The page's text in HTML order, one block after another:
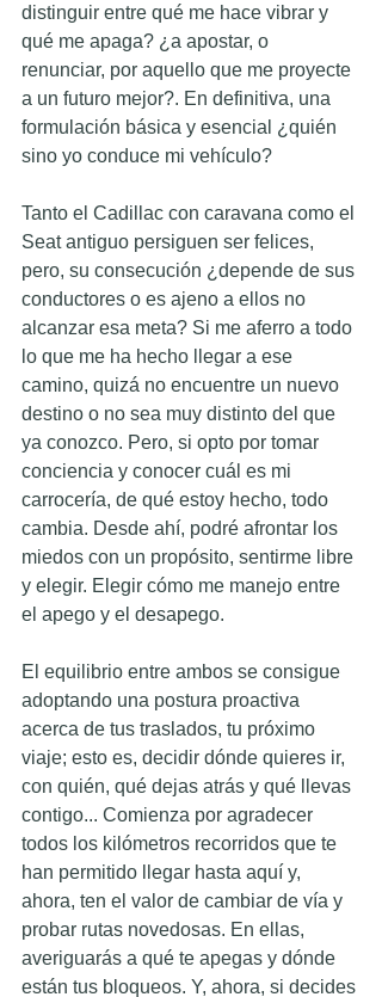
distinguir entre qué me hace vibrar y
qué me apaga? ¿a apostar, o
renunciar, por aquello que me proyecte
a un futuro mejor?. En definitiva, una
formulación básica y esencial ¿quién
sino yo conduce mi vehículo?
Tanto el Cadillac con caravana como el
Seat antiguo persiguen ser felices,
pero, su consecución ¿depende de sus
conductores o es ajeno a ellos no
alcanzar esa meta? Si me aferro a todo
lo que me ha hecho llegar a ese
camino, quizá no encuentre un nuevo
destino o no sea muy distinto del que
ya conozco. Pero, si opto por tomar
conciencia y conocer cuál es mi
carrocería, de qué estoy hecho, todo
cambia. Desde ahí, podré afrontar los
miedos con un propósito, sentirme libre
y elegir. Elegir cómo me manejo entre
el apego y el desapego.
El equilibrio entre ambos se consigue
adoptando una postura proactiva
acerca de tus traslados, tu próximo
viaje; esto es, decidir dónde quieres ir,
con quién, qué dejas atrás y qué llevas
contigo... Comienza por agradecer
todos los kilómetros recorridos que te
han permitido llegar hasta aquí y,
ahora, ten el valor de cambiar de vía y
probar rutas novedosas. En ellas,
averiguarás a qué te apegas y dónde
están tus bloqueos. Y, ahora, si decides